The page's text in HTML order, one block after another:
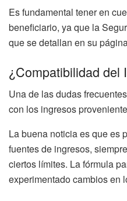
Es fundamental tener en
beneficiario, ya que la
que se detallan en su
¿Compatibilidad del
Una de las dudas
con los ingresos
La buena noticia es que es
fuentes de ingresos,
ciertos límites. La fórmula
experimentado cambios en